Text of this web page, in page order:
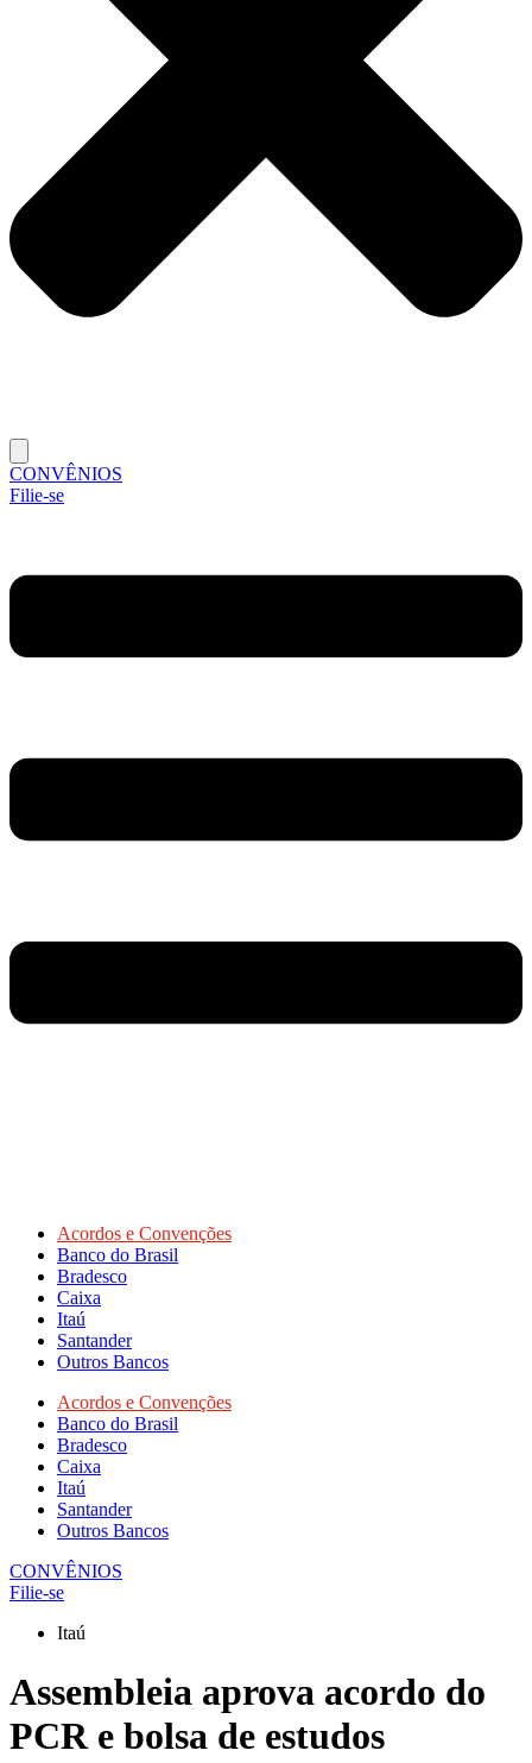
CONVÊNIOS
Filie-se
Acordos e Convenções
Banco do Brasil
Bradesco
Caixa
Itaú
Santander
Outros Bancos
Acordos e Convenções
Banco do Brasil
Bradesco
Caixa
Itaú
Santander
Outros Bancos
CONVÊNIOS
Filie-se
Itaú
Assembleia aprova acordo do
PCR e bolsa de estudos